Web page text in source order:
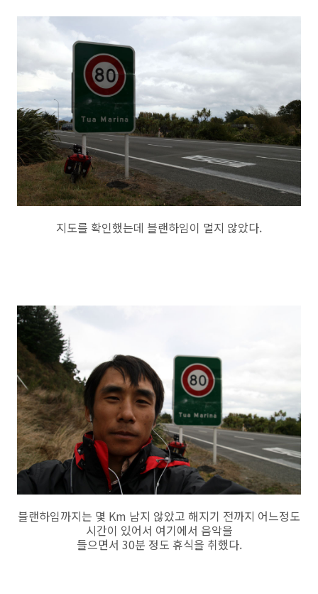
지도를 확인했는데 블랜하임이 멀지 않았다.
블랜하임까지는 몇 Km 남지 않았고 해지기 전까지 어느정도
시간이 있어서 여기에서 음악을
들으면서 30분 정도 휴식을 취했다.